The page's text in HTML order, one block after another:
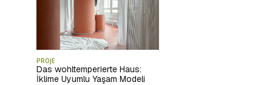
PROJE
Das wohltemperierte Haus:
İklime Uyumlu Yaşam Modeli